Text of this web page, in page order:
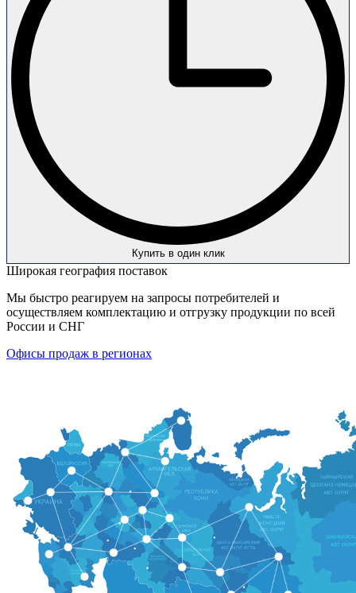
Купить в один клик
Широкая география поставок
Мы быстро реагируем на запросы потребителей и
осуществляем комплектацию и отгрузку продукции по всей
России и СНГ
Офисы продаж в регионах